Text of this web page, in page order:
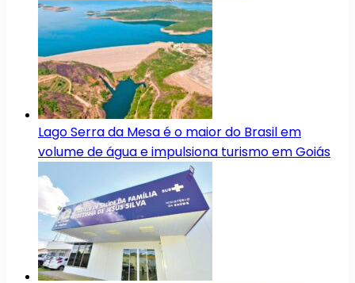
Lago Serra da Mesa é o maior do Brasil em
volume de água e impulsiona turismo em Goiás